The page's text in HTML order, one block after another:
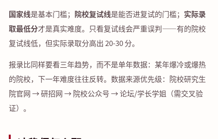
国家线是基本门槛； 院校复试线是能否进复试的门槛； 实际录
取最低分才是真实难度。只看复试线会严重误判——有的院校
复试线低，但实际录取分高出 20-30 分。
报录比同样要看三年趋势，而不是单年数据：某年爆冷或爆热
的院校，下一年难度往往反转。数据来源优先级：院校研究生
院官网 → 研招网 → 院校公众号 → 论坛/学长学姐（需交叉验
证）。